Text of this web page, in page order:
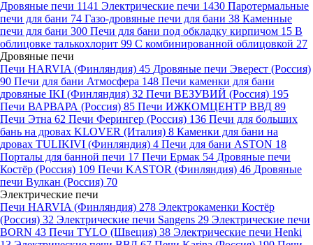
Дровяные печи 1141 Электрические печи 1430 Паротермальные
печи для бани 74 Газо-дровяные печи для бани 38 Каменные
печи для бани 300 Печи для бани под обкладку кирпичом 15 В
облицовке талькохлорит 99 С комбинированной облицовкой 27
Дровяные печи
Печи HARVIA (Финляндия) 45 Дровяные печи Эверест (Россия)
90 Печи для бани Атмосфера 148 Печи каменки для бани
дровяные IKI (Финляндия) 32 Печи ВЕЗУВИЙ (Россия) 195
Печи ВАРВАРА (Россия) 85 Печи ИЖКОМЦЕНТР ВВД 89
Печи Этна 62 Печи Ферингер (Россия) 136 Печи для больших
бань на дровах KLOVER (Италия) 8 Каменки для бани на
дровах TULIKIVI (Финляндия) 4 Печи для бани ASTON 18
Порталы для банной печи 17 Печи Ермак 54 Дровяные печи
Костёр (Россия) 109 Печи KASTOR (Финляндия) 46 Дровяные
печи Вулкан (Россия) 70
Электрические печи
Печи HARVIA (Финляндия) 278 Электрокаменки Костёр
(Россия) 32 Электрические печи Sangens 29 Электрические печи
BORN 43 Печи TYLO (Швеция) 38 Электрические печи Henki